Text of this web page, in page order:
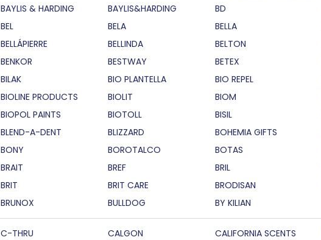
BAYLIS & HARDING
BAYLIS&HARDING BD
BEL
BELA BELLA
BELLÁPIERRE
BELLINDA BELTON
BENKOR
BESTWAY BETEX
BILAK
BIO PLANTELLA BIO REPEL
BIOLINE PRODUCTS
BIOLIT BIOM
BIOPOL PAINTS
BIOTOLL BISIL
BLEND-A-DENT
BLIZZARD BOHEMIA GIFTS
BONY
BOROTALCO BOTAS
BRAIT
BREF BRIL
BRIT
BRIT CARE BRODISAN
BRUNOX
BULLDOG BY KILIAN
C-THRU CALGON CALIFORNIA SCENTS